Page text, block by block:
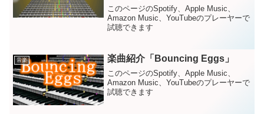
このページのSpotify、Apple Music、
Amazon Music、YouTubeのプレーヤーで
試聴できます
音楽 楽曲紹介「Bouncing Eggs」
このページのSpotify、Apple Music、
Amazon Music、YouTubeのプレーヤーで
試聴できます